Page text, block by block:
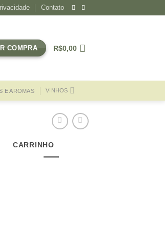
Contato
COMPRA R$0,00
E AROMAS VINHOS
CARRINHO